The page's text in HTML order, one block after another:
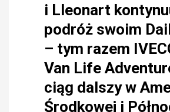
i Lleonart
podróż swoim
– tym razem
Van Life
ciąg dalszy w
Środkowej i